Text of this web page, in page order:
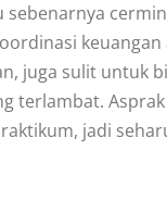
juga sulit untuk
terlambat.
jadi